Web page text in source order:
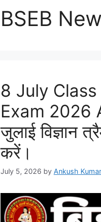
BSEB
8 July
Exam 2026
जुलाई विज्ञान
करें।
July 5, 2026 by Ankush Kumar